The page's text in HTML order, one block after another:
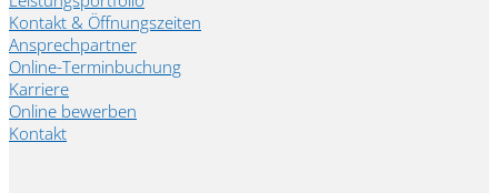
Kontakt & Öffnungszeiten
Ansprechpartner
Online-Terminbuchung
Karriere
Online bewerben
Kontakt